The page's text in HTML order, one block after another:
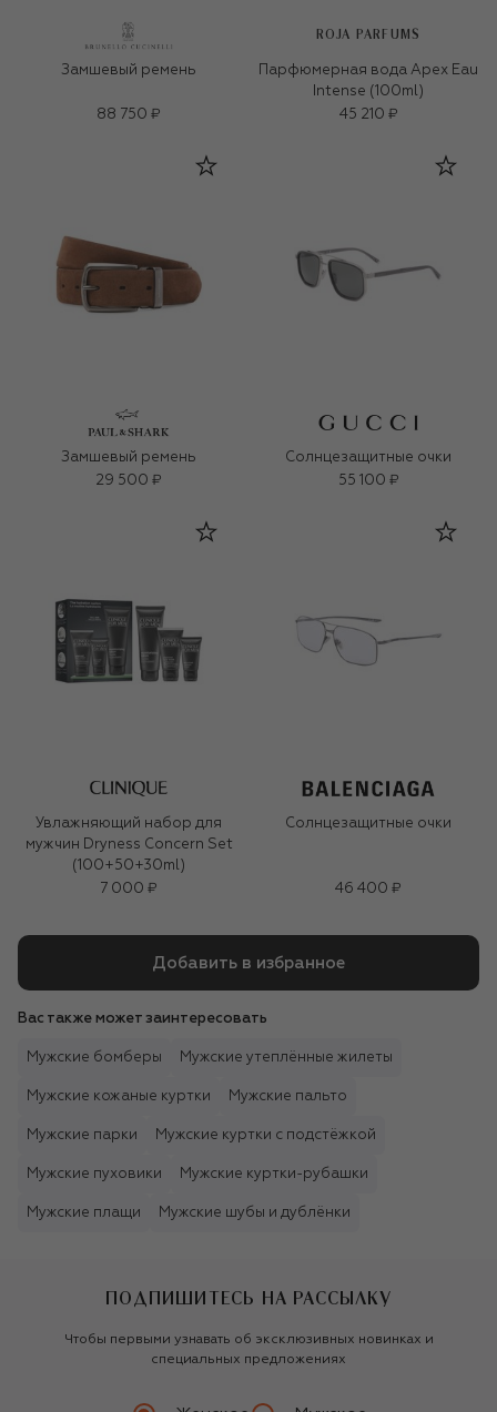
Замшевый ремень
88 750 ₽
ROJA PARFUMS
Парфюмерная вода Apex Eau
Intense (100ml)
45 210 ₽
Замшевый ремень
29 500 ₽
Солнцезащитные очки
55 100 ₽
Увлажняющий набор для
мужчин Dryness Concern Set
(100+50+30ml)
7 000 ₽
Солнцезащитные очки
46 400 ₽
Добавить в избранное
Вас также может заинтересовать
Мужские бомберы Мужские утеплённые жилеты
Мужские кожаные куртки Мужские пальто
Мужские парки Мужские куртки с подстёжкой
Мужские пуховики Мужские куртки-рубашки
Мужские плащи Мужские шубы и дублёнки
ПОДПИШИТЕСЬ НА РАССЫЛКУ
Чтобы первыми узнавать об эксклюзивных новинках и
специальных предложениях